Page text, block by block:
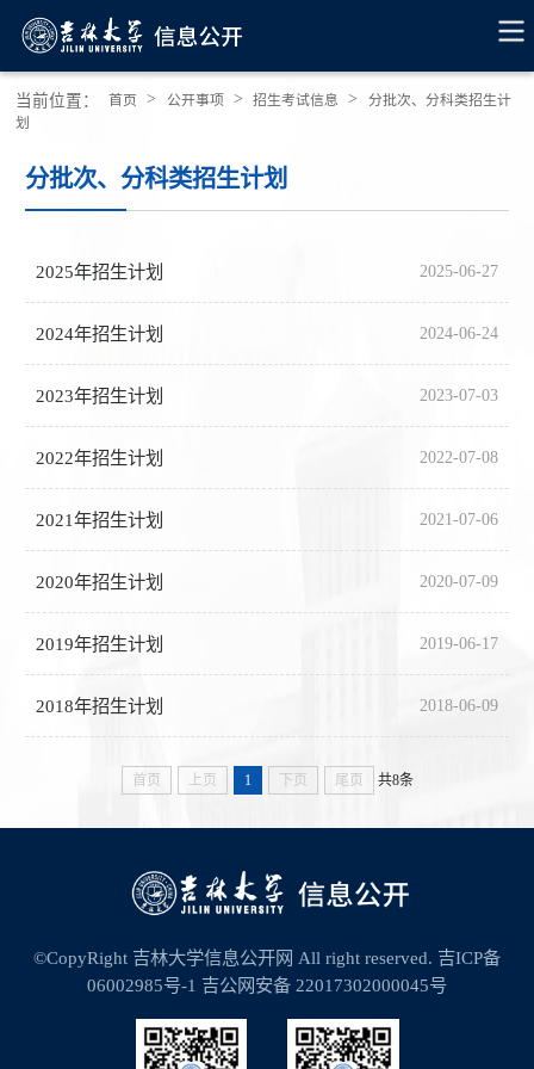
当前位置： 首页 > 公开事项 > 招生考试信息 >
分批次、分科类招生计
划
分批次、分科类招生计划
2025年招生计划 2025-06-27
2024年招生计划 2024-06-24
2023年招生计划 2023-07-03
2022年招生计划 2022-07-08
2021年招生计划 2021-07-06
2020年招生计划 2020-07-09
2019年招生计划 2019-06-17
2018年招生计划 2018-06-09
首页 上页 1 下页 尾页 共8条
©CopyRight 吉林大学信息公开网 All right reserved. 吉ICP备
06002985号-1 吉公网安备 22017302000045号